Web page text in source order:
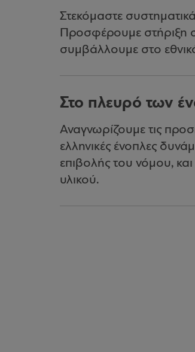
Στεκόμαστε
Προσφέρουμε στήριξη
συμβάλλουμε στο
Στο πλευρό των
Αναγνωρίζουμε τις
ελληνικές ένοπλες
επιβολής του νόμου,
υλικού.